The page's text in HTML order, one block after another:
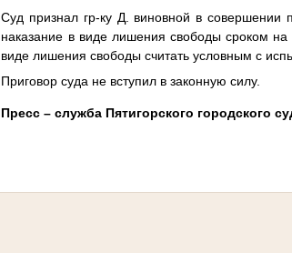
Суд признал гр-ку Д. виновной в совершении
наказание в виде лишения свободы сроком
виде лишения свободы считать условным с
Приговор суда не вступил в законную силу.
Пресс – служба Пятигорского городского